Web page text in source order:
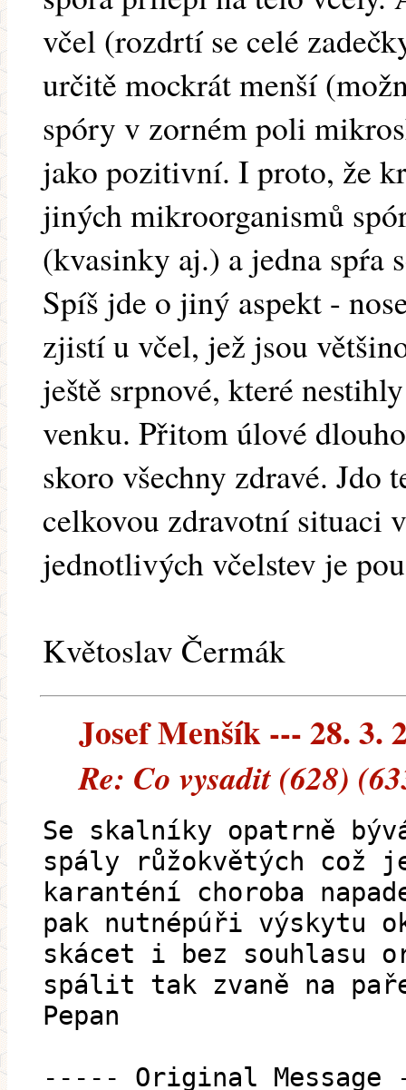
včel (rozdrtí se celé
určitě mockrát menší
spóry v zorném poli
jako pozitivní. I proto, že
jiných mikroorganismů
(kvasinky aj.) a jedna spŕa
Spíš jde o jiný aspekt -
zjistí u včel, jež jsou
ještě srpnové, které
venku. Přitom úlové
skoro všechny zdravé.
celkovou zdravotní situaci
jednotlivých včelstev je
Květoslav Čermák
Josef Menšík --- 28. 3.
Re: Co vysadit (628)
Se skalníky opatrně
spály růžokvětých což
karanténí choroba
pak nutnépúři výskytu
skácet i bez souhlasu
spálit tak zvaně na
Pepan
----- Original